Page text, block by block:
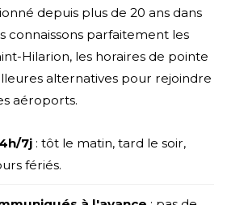
depuis plus de 20 ans dans
connaissons parfaitement les
Hilarion, les horaires de pointe
alternatives pour rejoindre
aéroports.
7j : tôt le matin, tard le soir,
fériés.